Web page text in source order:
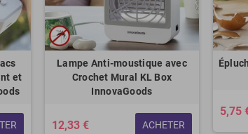
et
Lampe Anti-moustique avec
Crochet Mural KL Box
InnovaGoods
12,33 € ACHETER
5,75